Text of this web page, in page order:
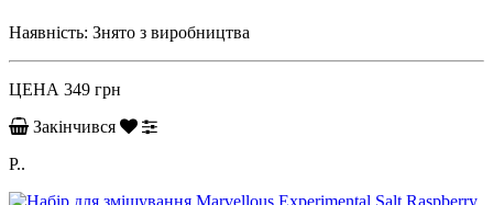
Наявність: Знято з виробництва
ЦЕНА 349 грн
Закінчився
P..